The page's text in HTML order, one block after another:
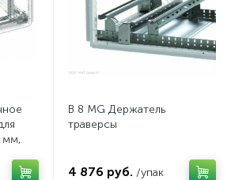
мм,
B 8 MG Держатель
траверсы
4 876 руб. /упак